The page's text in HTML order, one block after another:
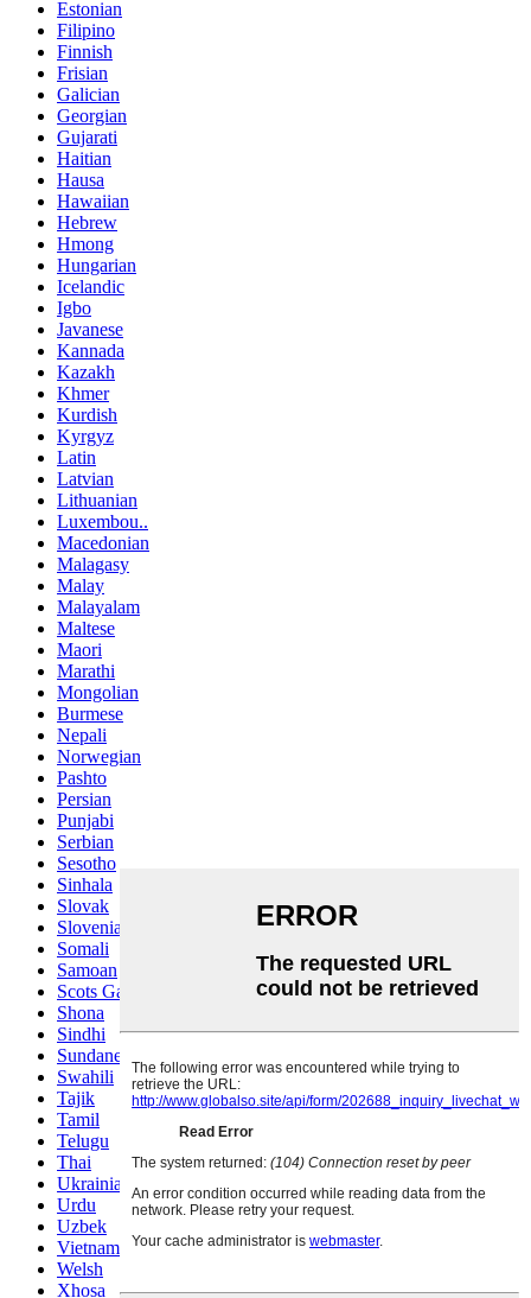
Estonian
Filipino
Finnish
Frisian
Galician
Georgian
Gujarati
Haitian
Hausa
Hawaiian
Hebrew
Hmong
Hungarian
Icelandic
Igbo
Javanese
Kannada
Kazakh
Khmer
Kurdish
Kyrgyz
Latin
Latvian
Lithuanian
Luxembou..
Macedonian
Malagasy
Malay
Malayalam
Maltese
Maori
Marathi
Mongolian
Burmese
Nepali
Norwegian
Pashto
Persian
Punjabi
Serbian
Sesotho
Sinhala
Slovak
Slovenian
Somali
Samoan
Scots Gaelic
Shona
Sindhi
Sundanese
Swahili
Tajik
Tamil
Telugu
Thai
Ukrainian
Urdu
Uzbek
Vietnamese
Welsh
Xhosa